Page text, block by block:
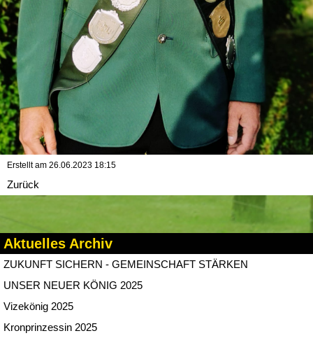
Erstellt am 26.06.2023 18:15
Zurück
Aktuelles Archiv
ZUKUNFT SICHERN - GEMEINSCHAFT STÄRKEN
UNSER NEUER KÖNIG 2025
Vizekönig 2025
Kronprinzessin 2025